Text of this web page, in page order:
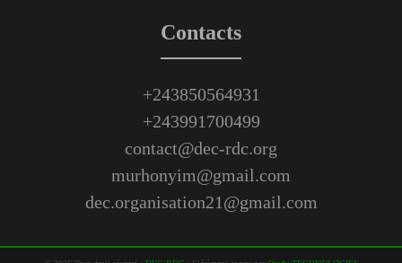
Contacts
+243850564931
+243991700499
contact@dec-rdc.org
murhonyim@gmail.com
dec.organisation21@gmail.com